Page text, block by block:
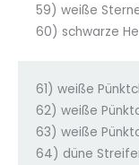
59) weiße
60) schwarze
61) weiße
62) weiße
63) weiße
64) düne